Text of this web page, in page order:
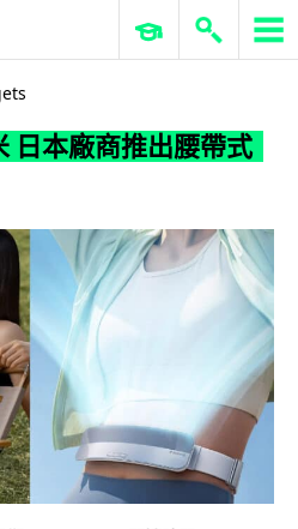
米 日本廠商推出腰帶式冷氣
ERP 與商業 AI
日本廠商推出腰帶式